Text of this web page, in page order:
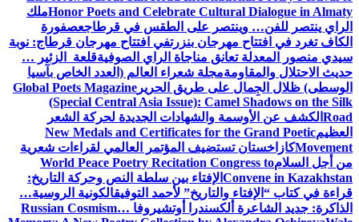
Honor Poets and Celebrate Cultural Dialogue in Almatyملك
الراي ينتصر للفن… وينتصر على الطقس في قرطاجعصفورة
الكاف تغرد في افتتاح مهرجان بنزرتفي افتتاح مهرجان قرطاج: نوبة
سيدي منصور المعدلة تعانق مناجاة الراي الصوفيةقلعة الزئير …
حديث الاحتلال والمقاومةمجلة شعراء العالم (العدد الخاص بآسيا
الوسطى) ظلال الجِمال على طريق الحرير Global Poets Magazine
(Special Central Asia Issue): Camel Shadows on the Silk
Road الكشف عن الأوسمة والشهادات الجديدة لحركة الشعر
العظيمNew Medals and Certificates for the Grand Poetic
Movementكازاخستان تستضيف المؤتمر العالمي لقراءات شعرية
من أجل السلامWorld Peace Poetry Recitation Congress to
Convene in Kazakhstan الإفتاء بين سلطة النص وحركة التاريخ:
قراءة في كتاب “الإفتاء والتاريخ” لأحمد التوفيقالكونية الروسية…
الذاكرة: جديد الشاعرة ألكسندرا أوتشيروفا Russian Cosmism…